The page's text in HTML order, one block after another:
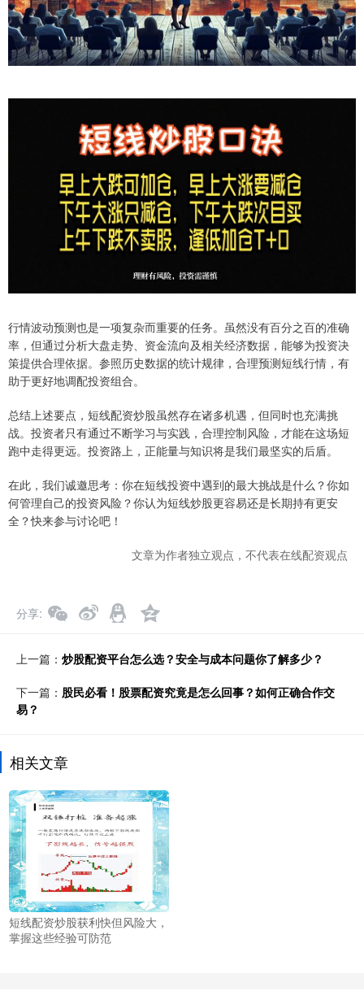
行情波动预测也是一项复杂而重要的任务。虽然没有百分之百的准确
率，但通过分析大盘走势、资金流向及相关经济数据，能够为投资决
策提供合理依据。参照历史数据的统计规律，合理预测短线行情，有
助于更好地调配投资组合。
总结上述要点，短线配资炒股虽然存在诸多机遇，但同时也充满挑
战。投资者只有通过不断学习与实践，合理控制风险，才能在这场短
跑中走得更远。投资路上，正能量与知识将是我们最坚实的后盾。
在此，我们诚邀思考：你在短线投资中遇到的最大挑战是什么？你如
何管理自己的投资风险？你认为短线炒股更容易还是长期持有更安
全？快来参与讨论吧！
文章为作者独立观点，不代表在线配资观点
分享
上一篇： 炒股配资平台怎么选？安全与成本问题你了解多少？
下一篇： 股民必看！股票配资究竟是怎么回事？如何正确合作交
易？
相关文章
短线配资炒股获利快但风险大，
掌握这些经验可防范